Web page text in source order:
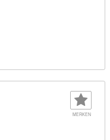
MERKEN